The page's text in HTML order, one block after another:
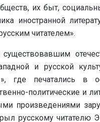
их быт,
иностранной
читателем».
и русской
где печатались в
политические и
произведениями
русскому читателю